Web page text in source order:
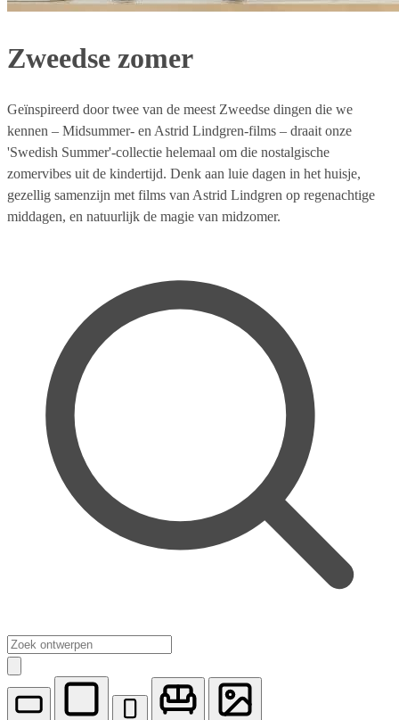
Zweedse zomer
Geïnspireerd door twee van de meest Zweedse dingen die we
kennen – Midsummer- en Astrid Lindgren-films – draait onze
'Swedish Summer'-collectie helemaal om die nostalgische
zomervibes uit de kindertijd. Denk aan luie dagen in het huisje,
gezellig samenzijn met films van Astrid Lindgren op regenachtige
middagen, en natuurlijk de magie van midzomer.